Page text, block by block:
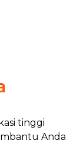
tinggi
Anda